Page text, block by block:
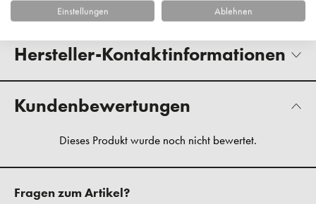
Sorbic Acid
Hersteller-Kontaktinformationen
Kundenbewertungen
Fragen zum Artikel?
Einstellungen Ablehnen